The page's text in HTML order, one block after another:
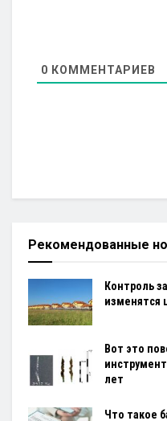
0 КОММЕНТАРИЕВ
Рекомендованные
Контроль
изменятся
Вот это
лет
Что такое